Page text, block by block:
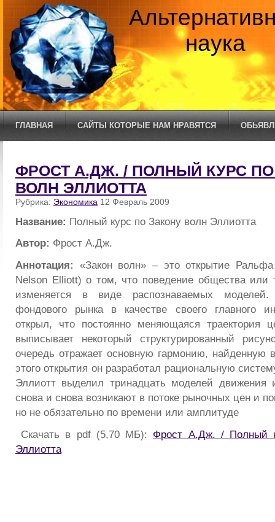
наука
ГЛАВНАЯ САЙТЫ КОТОРЫЕ НАМ НРАВЯТСЯ
ФРОСТ А.ДЖ. / ПОЛНЫЙ КУРС
ВОЛН ЭЛЛИОТТА
Рубрика: Экономика 12 Февраль 2009
Название: Полный курс по Закону волн Эллиотта
Автор: Фрост А.Дж.
Аннотация: «Закон волн» – это открытие
Nelson Elliott) о том, что поведение общества или
изменяется в виде распознаваемых
фондового рынка в качестве своего главного
открыл, что постоянно меняющаяся траектория
выписывает некоторый структурированный
очередь отражает основную гармонию, найденную
этого открытия он разработал рациональную
Эллиотт выделил тринадцать моделей движения
снова и снова возникают в потоке рыночных цен и
но не обязательно по времени или амплитуде
Скачать в pdf (5,70 МБ): Фрост А.Дж. / Полный
Эллиотта